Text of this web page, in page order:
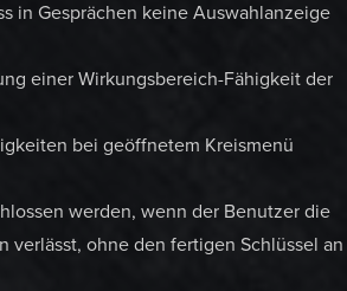
in Gesprächen keine Auswahlanzeige
einer Wirkungsbereich-Fähigkeit der
bei geöffnetem Kreismenü
werden, wenn der Benutzer die
verlässt, ohne den fertigen Schlüssel an